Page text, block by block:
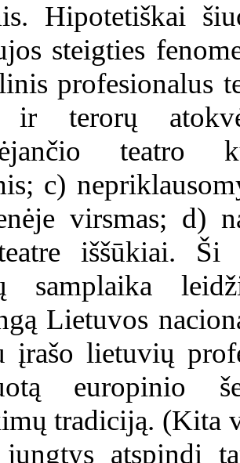
Hipotetiškai
steigties
profesionalus
ir terorų
teatro
c)
virsmas; d)
iššūkiai. Ši
samplaika
Lietuvos
įrašo lietuvių
europinio
tradiciją. (Kita
jungtys atspindi